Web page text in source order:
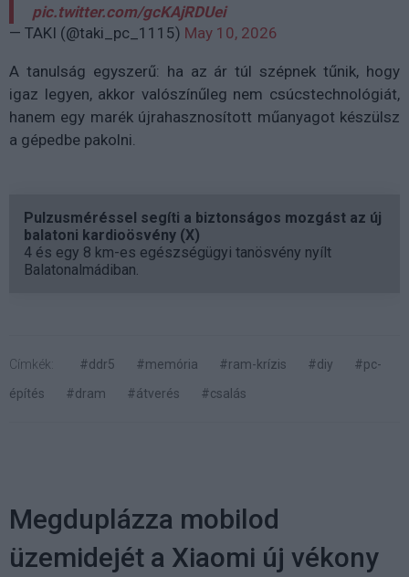
pic.twitter.com/gcKAjRDUei
— TAKI (@taki_pc_1115) May 10, 2026
A tanulság egyszerű: ha az ár túl szépnek tűnik, hogy
igaz legyen, akkor valószínűleg nem csúcstechnológiát,
hanem egy marék újrahasznosított műanyagot készülsz
a gépedbe pakolni.
Pulzusméréssel segíti a biztonságos mozgást az új
balatoni kardioösvény (X)
4 és egy 8 km-es egészségügyi tanösvény nyílt
Balatonalmádiban.
Címkék: #ddr5 #memória #ram-krízis #diy
#pc-
építés
#dram #átverés #csalás
Megduplázza mobilod
üzemidejét a Xiaomi új vékony